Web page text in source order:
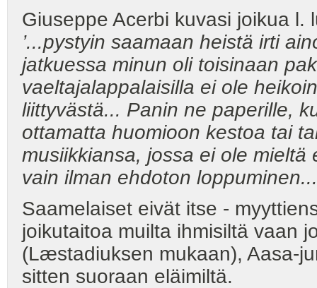
Giuseppe Acerbi kuvasi joikua l.
’...pystyin saamaan heistä irti
jatkuessa minun oli toisinaan
vaeltajalappalaisilla ei ole
liittyvästä... Panin ne paperille,
ottamatta huomioon kestoa tai
musiikkiansa, jossa ei ole
vain ilman ehdoton
Saamelaiset eivät itse -
joikutaitoa muilta ihmisiltä vaan
(Læstadiuksen mukaan), Aasa-
sitten suoraan eläimiltä.